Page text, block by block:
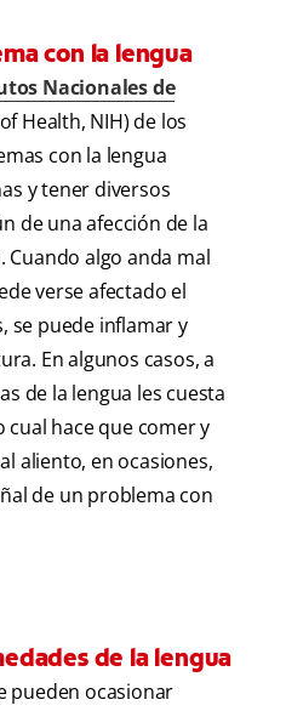
con la lengua
Nacionales de
Health, NIH) de los
con la lengua
y tener diversos
de una afección de la
Cuando algo anda mal
verse afectado el
se puede inflamar y
En algunos casos, a
de la lengua les cuesta
hace que comer y
aliento, en ocasiones,
de un problema con
de la lengua
pueden ocasionar